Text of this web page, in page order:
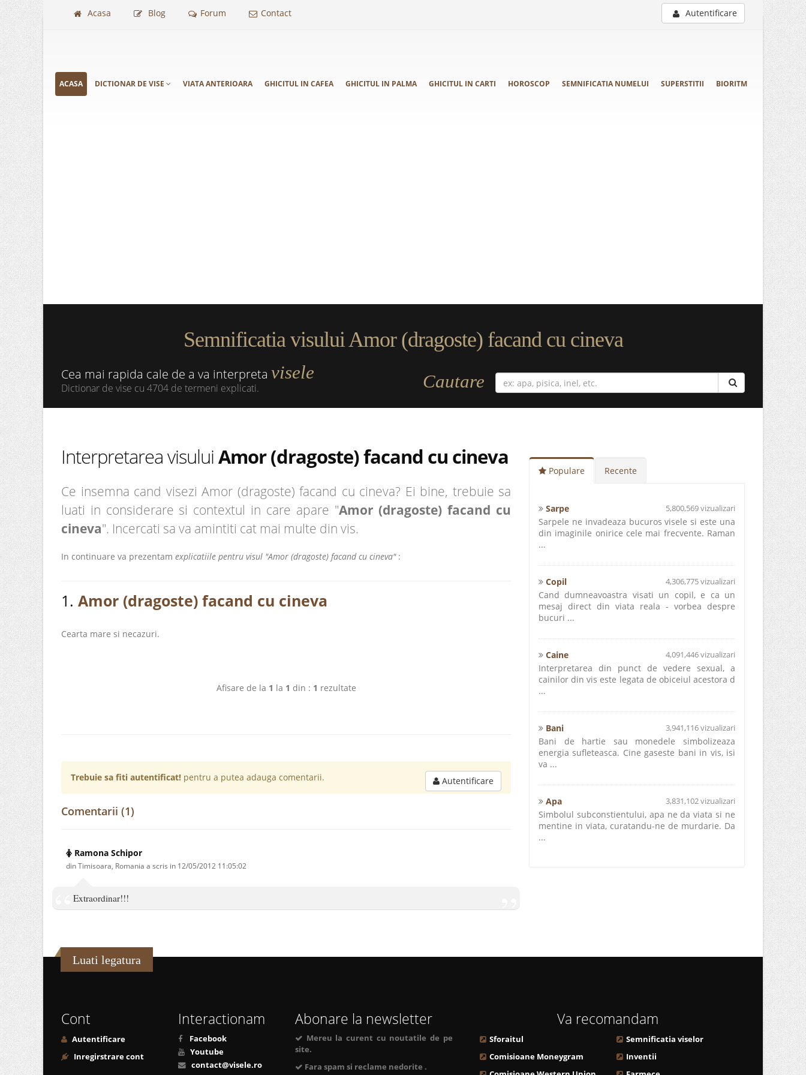
Acasa Blog Forum Contact Autentificare
ACASA DICTIONAR DE VISE VIATA ANTERIOARA GHICITUL IN CAFEA GHICITUL IN PALMA GHICITUL IN CARTI HOROSCOP SEMNIFICATIA NUMELUI SUPERSTITII BIORITM
Semnificatia visului Amor (dragoste) facand cu cineva
Cea mai rapida cale de a va interpreta visele
Dictionar de vise cu 4704 de termeni explicati. Cautare
Interpretarea visuluiAmor (dragoste) facand cu cineva
Ce insemna cand visezi Amor (dragoste) facand cu cineva? Ei bine, trebuie sa
luati in considerare si contextul in care apare "Amor (dragoste) facand cu
cineva". Incercati sa va amintiti cat mai multe din vis.
In continuare va prezentam explicatiile pentru visul "Amor (dragoste) facand cu cineva":
1. Amor (dragoste) facand cu cineva
Cearta mare si necazuri.
Afisare de la 1 la 1 din : 1 rezultate
Trebuie sa fiti autentificat! pentru a putea adauga comentarii. Autentificare
Comentarii (1)
Ramona Schipor
din Timisoara, Romania a scris in 12/05/2012 11:05:02
Extraordinar!!!
Populare Recente
Sarpe 5,800,569 vizualizari
Sarpele ne invadeaza bucuros visele si este una
din imaginile onirice cele mai frecvente. Raman
...
Copil 4,306,775 vizualizari
Cand dumneavoastra visati un copil, e ca un
mesaj direct din viata reala - vorbea despre
bucuri ...
Caine 4,091,446 vizualizari
Interpretarea din punct de vedere sexual, a
cainilor din vis este legata de obiceiul acestora d
...
Bani 3,941,116 vizualizari
Bani de hartie sau monedele simbolizeaza
energia sufleteasca. Cine gaseste bani in vis, isi
va ...
Apa 3,831,102 vizualizari
Simbolul subconstientului, apa ne da viata si ne
mentine in viata, curatandu-ne de murdarie. Da
...
Luati legatura
Cont
Autentificare
Inregirstrare cont
Interactionam
Facebook
Youtube
contact@visele.ro
Abonare la newsletter
Mereu la curent cu noutatile de pe
site.
Fara spam si reclame nedorite .
Va recomandam
Sforaitul
Comisioane Moneygram
Semnificatia viselor
Inventii